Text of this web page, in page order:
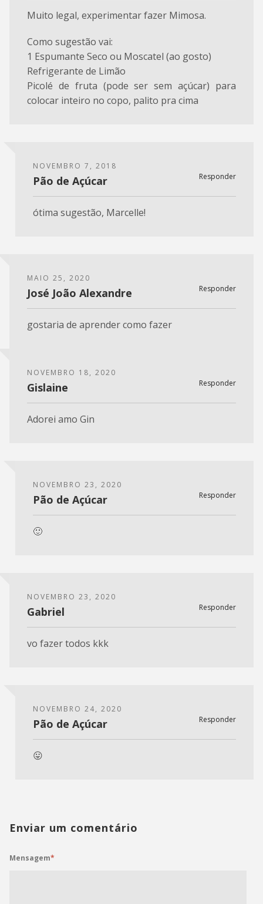
Muito legal, experimentar fazer Mimosa.
Como sugestão vai:
1 Espumante Seco ou Moscatel (ao gosto)
Refrigerante de Limão
Picolé de fruta (pode ser sem açúcar) para
colocar inteiro no copo, palito pra cima
NOVEMBRO 7, 2018
Responder
Pão de Açúcar
ótima sugestão, Marcelle!
MAIO 25, 2020
Responder
José João Alexandre
gostaria de aprender como fazer
NOVEMBRO 18, 2020
Responder
Gislaine
Adorei amo Gin
NOVEMBRO 23, 2020
Responder
Pão de Açúcar
🙂
NOVEMBRO 23, 2020
Responder
Gabriel
vo fazer todos kkk
NOVEMBRO 24, 2020
Responder
Pão de Açúcar
😛
Enviar um comentário
Mensagem*